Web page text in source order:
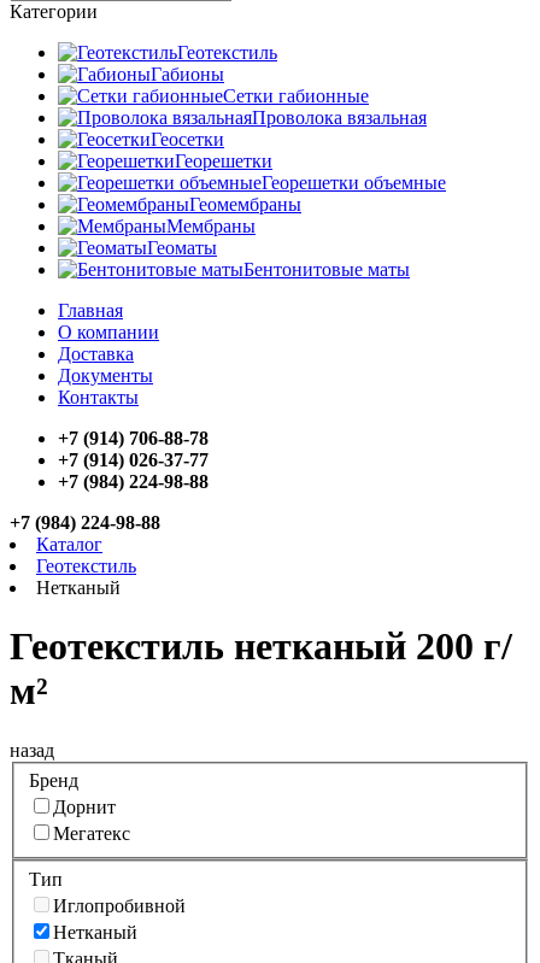
Категории
Геотекстиль
Габионы
Сетки габионные
Проволока вязальная
Геосетки
Георешетки
Георешетки объемные
Геомембраны
Мембраны
Геоматы
Бентонитовые маты
Главная
О компании
Доставка
Документы
Контакты
+7 (914) 706-88-78
+7 (914) 026-37-77
+7 (984) 224-98-88
+7 (984) 224-98-88
Каталог
Геотекстиль
Нетканый
Геотекстиль нетканый 200 г/
м²
назад
Бренд
Дорнит
Мегатекс
Тип
Иглопробивной
Нетканый
Тканый